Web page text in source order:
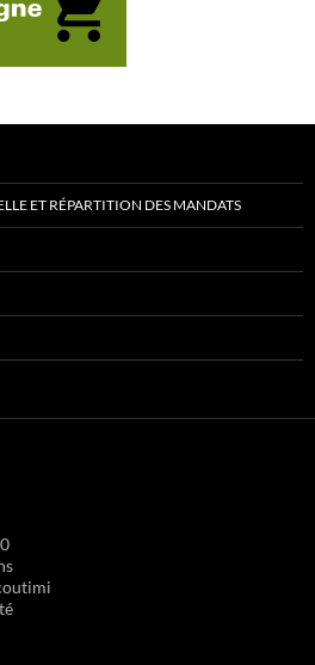
ET RÉPARTITION DES MANDATS